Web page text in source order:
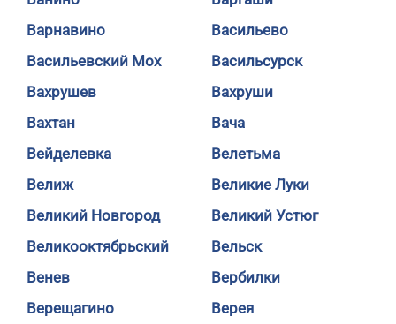
Варнавино
Васильево
Васильевский Мох
Васильсурск
Вахрушев
Вахруши
Вахтан
Вача
Вейделевка
Велетьма
Велиж
Великие Луки
Великий Новгород
Великий Устюг
Великооктябрьский
Вельск
Венев
Вербилки
Верещагино
Верея